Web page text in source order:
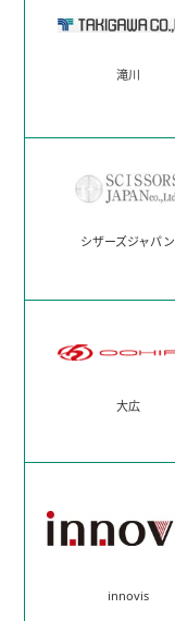
滝川
シザーズジャパン
大広
innovis